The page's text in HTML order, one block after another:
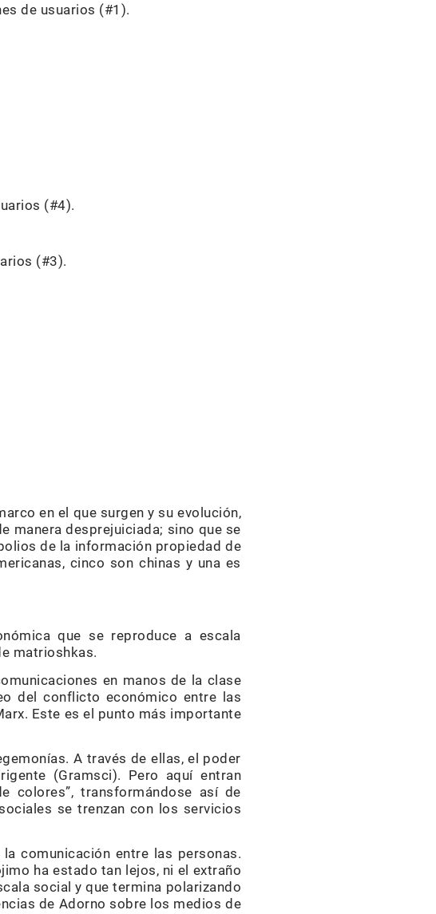
de usuarios (#1).
(#4).
(#3).
en el que surgen y su evolución,
manera desprejuiciada; sino que se
de la información propiedad de
cinco son chinas y una es
que se reproduce a escala
matrioshkas.
en manos de la clase
del conflicto económico entre las
Este es el punto más importante
A través de ellas, el poder
(Gramsci). Pero aquí entran
colores”, transformándose así de
se trenzan con los servicios
comunicación entre las personas.
ha estado tan lejos, ni el extraño
social y que termina polarizando
de Adorno sobre los medios de